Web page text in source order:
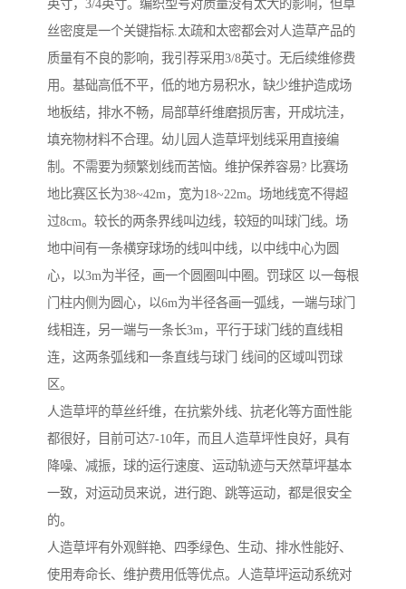
英寸，3/4英寸。编织型号对质量没有太大的影响，但草
丝密度是一个关键指标.太疏和太密都会对人造草产品的
质量有不良的影响，我引荐采用3/8英寸。无后续维修费
用。基础高低不平，低的地方易积水，缺少维护造成场
地板结，排水不畅，局部草纤维磨损厉害，开成坑洼，
填充物材料不合理。幼儿园人造草坪划线采用直接编
制。不需要为频繁划线而苦恼。维护保养容易? 比赛场
地比赛区长为38~42m，宽为18~22m。场地线宽不得超
过8cm。较长的两条界线叫边线，较短的叫球门线。场
地中间有一条横穿球场的线叫中线，以中线中心为圆
心，以3m为半径，画一个圆圈叫中圈。罚球区 以一每根
门柱内侧为圆心，以6m为半径各画一弧线，一端与球门
线相连，另一端与一条长3m，平行于球门线的直线相
连，这两条弧线和一条直线与球门 线间的区域叫罚球
区。
人造草坪的草丝纤维，在抗紫外线、抗老化等方面性能
都很好，目前可达7-10年，而且人造草坪性良好，具有
降噪、减振，球的运行速度、运动轨迹与天然草坪基本
一致，对运动员来说，进行跑、跳等运动，都是很安全
的。
人造草坪有外观鲜艳、四季绿色、生动、排水性能好、
使用寿命长、维护费用低等优点。人造草坪运动系统对